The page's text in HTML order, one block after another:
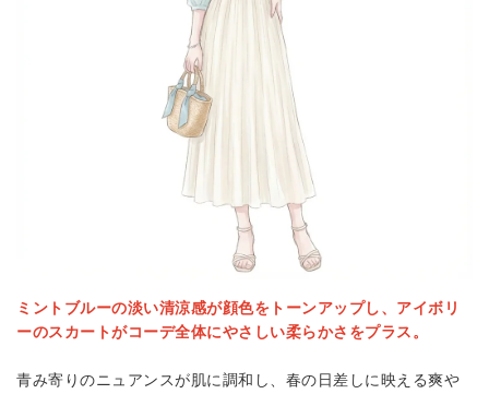
ミントブルーの淡い清涼感が顔色をトーンアップし、アイボリ
ーのスカートがコーデ全体にやさしい柔らかさをプラス。
青み寄りのニュアンスが肌に調和し、春の日差しに映える爽や